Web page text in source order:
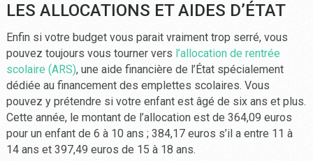
LES ALLOCATIONS ET AIDES D’ÉTAT
Enfin si votre budget vous parait vraiment trop serré, vous
pouvez toujours vous tourner vers l’allocation de rentrée
scolaire (ARS), une aide financière de l’État spécialement
dédiée au financement des emplettes scolaires. Vous
pouvez y prétendre si votre enfant est âgé de six ans et plus.
Cette année, le montant de l’allocation est de 364,09 euros
pour un enfant de 6 à 10 ans ; 384,17 euros s’il a entre 11 à
14 ans et 397,49 euros de 15 à 18 ans.